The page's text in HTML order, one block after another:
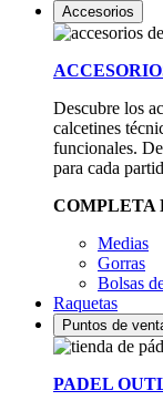
Accesorios
Descubre los
calcetines
funcionales.
para cada
COMPLETA
Medias
Gorras
Bolsas
Raquetas
Puntos de
PADEL